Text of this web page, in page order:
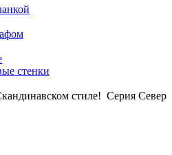
стенки
стиле! Серия Север